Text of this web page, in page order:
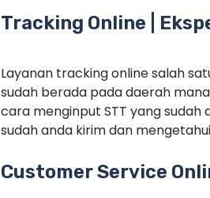
Tracking Online |
Layanan tracking online salah
sudah berada pada daerah
cara menginput STT yang
sudah anda kirim dan
Customer Service